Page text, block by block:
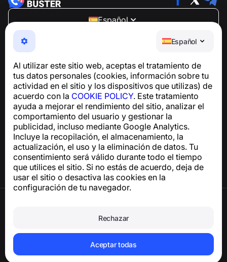
Español
Al utilizar este sitio web, aceptas el tratamiento de
tus datos personales (cookies, información sobre tu
actividad en el sitio y los dispositivos que utilizas) de
acuerdo con la COOKIE POLICY. Este tratamiento
ayuda a mejorar el rendimiento del sitio, analizar el
comportamiento del usuario y gestionar la
publicidad, incluso mediante Google Analytics.
Incluye la recopilación, el almacenamiento, la
actualización, el uso y la eliminación de datos. Tu
consentimiento será válido durante todo el tiempo
que utilices el sitio. Si no estás de acuerdo, deja de
usar el sitio o desactiva las cookies en la
configuración de tu navegador.
Rechazar
Aceptar todas
Español
NumBuster © 2013—2026 ·
support@numbuster.com
Una aplicación fácil de usar que te protege de estafas
Para consultas sobre el cumplimiento del RGPD:
support@numbuster.com
Centro de ayuda
Noticias y artículos
Sobre el proyecto
Contactos
Eliminar la cuenta y los datos personales